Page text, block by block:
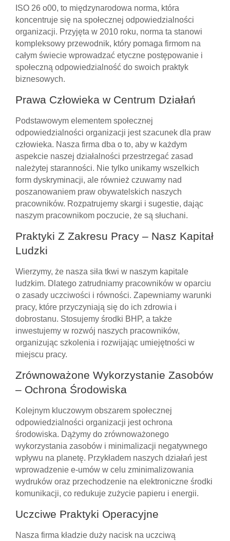
ISO 26 o00, to międzynarodowa norma, która
koncentruje się na społecznej odpowiedzialności
organizacji. Przyjęta w 2010 roku, norma ta stanowi
kompleksowy przewodnik, który pomaga firmom na
całym świecie wprowadzać etyczne postępowanie i
społeczną odpowiedzialność do swoich praktyk
biznesowych.
Prawa Człowieka w Centrum Działań
Podstawowym elementem społecznej
odpowiedzialności organizacji jest szacunek dla praw
człowieka. Nasza firma dba o to, aby w każdym
aspekcie naszej działalności przestrzegać zasad
należytej staranności. Nie tylko unikamy wszelkich
form dyskryminacji, ale również czuwamy nad
poszanowaniem praw obywatelskich naszych
pracowników. Rozpatrujemy skargi i sugestie, dając
naszym pracownikom poczucie, że są słuchani.
Praktyki Z Zakresu Pracy – Nasz Kapitał
Ludzki
Wierzymy, że nasza siła tkwi w naszym kapitale
ludzkim. Dlatego zatrudniamy pracowników w oparciu
o zasady uczciwości i równości. Zapewniamy warunki
pracy, które przyczyniają się do ich zdrowia i
dobrostanu. Stosujemy środki BHP, a także
inwestujemy w rozwój naszych pracowników,
organizując szkolenia i rozwijając umiejętności w
miejscu pracy.
Zrównoważone Wykorzystanie Zasobów
– Ochrona Środowiska
Kolejnym kluczowym obszarem społecznej
odpowiedzialności organizacji jest ochrona
środowiska. Dążymy do zrównoważonego
wykorzystania zasobów i minimalizacji negatywnego
wpływu na planetę. Przykładem naszych działań jest
wprowadzenie e-umów w celu zminimalizowania
wydruków oraz przechodzenie na elektroniczne środki
komunikacji, co redukuje zużycie papieru i energii.
Uczciwe Praktyki Operacyjne
Nasza firma kładzie duży nacisk na uczciwą